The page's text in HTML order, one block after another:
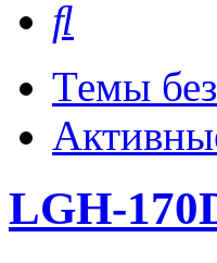
Темы
LGH-